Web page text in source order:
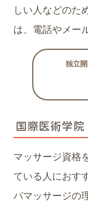
しい人などのた
は、電話やメー
独立
国際医術学院
マッサージ資格
ている人におす
パマッサージの